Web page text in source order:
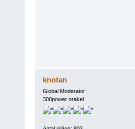
knotan
Global Moderator
300power orakel